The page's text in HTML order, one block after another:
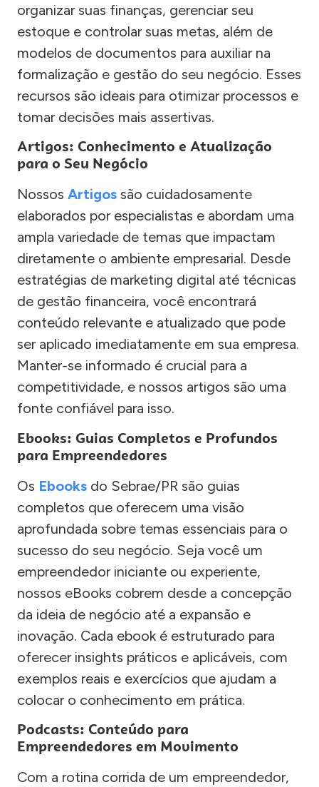
organizar suas finanças, gerenciar seu
estoque e controlar suas metas, além de
modelos de documentos para auxiliar na
formalização e gestão do seu negócio. Esses
recursos são ideais para otimizar processos e
tomar decisões mais assertivas.
Artigos: Conhecimento e Atualização
para o Seu Negócio
Nossos Artigos são cuidadosamente
elaborados por especialistas e abordam uma
ampla variedade de temas que impactam
diretamente o ambiente empresarial. Desde
estratégias de marketing digital até técnicas
de gestão financeira, você encontrará
conteúdo relevante e atualizado que pode
ser aplicado imediatamente em sua empresa.
Manter-se informado é crucial para a
competitividade, e nossos artigos são uma
fonte confiável para isso.
Ebooks: Guias Completos e Profundos
para Empreendedores
Os Ebooks do Sebrae/PR são guias
completos que oferecem uma visão
aprofundada sobre temas essenciais para o
sucesso do seu negócio. Seja você um
empreendedor iniciante ou experiente,
nossos eBooks cobrem desde a concepção
da ideia de negócio até a expansão e
inovação. Cada ebook é estruturado para
oferecer insights práticos e aplicáveis, com
exemplos reais e exercícios que ajudam a
colocar o conhecimento em prática.
Podcasts: Conteúdo para
Empreendedores em Movimento
Com a rotina corrida de um empreendedor,